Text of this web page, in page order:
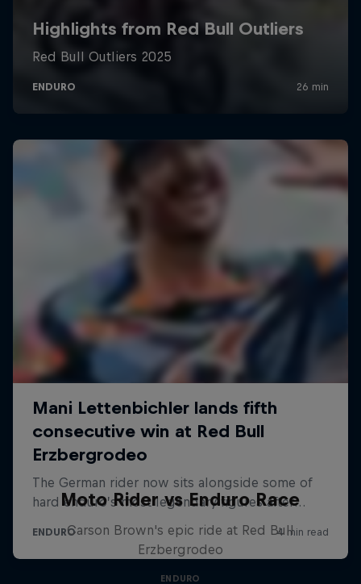
Moto Rider vs Enduro Race
Carson Brown's epic ride at Red Bull
Erzbergrodeo
ENDURO